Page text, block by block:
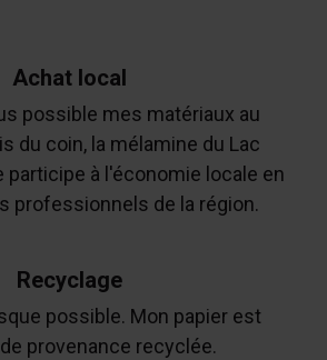
Achat local
possible mes matériaux au
du coin, la mélamine du Lac
participe à l'économie locale en
professionnels de la région.
Recyclage
possible. Mon papier est
provenance recyclée.